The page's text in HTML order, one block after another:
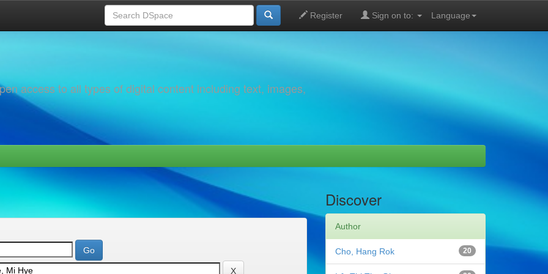
Language
Register Sign on to:
access to all types of digital content including text, images,
Discover
Author
20
Cho, Hang Rok